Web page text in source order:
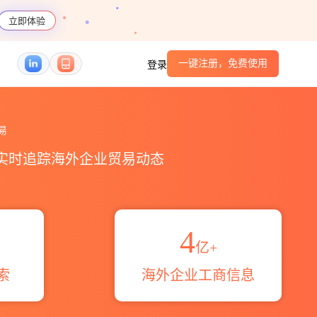
立即体验
登录 一键注册，免费使用
时追踪海外企业贸易动态
4亿+
海外企业工商信息